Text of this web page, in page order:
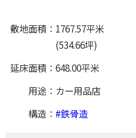
敷地面積
1767.57平米
(534.66坪)
延床面積
648.00平米
用途
カー用品店
構造
鉄骨造